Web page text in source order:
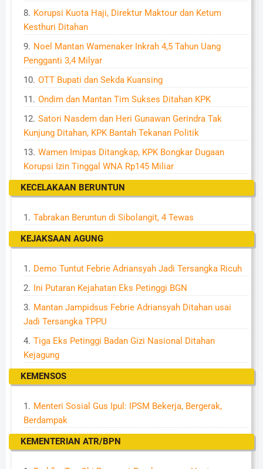
Korupsi Kuota Haji, Direktur Maktour dan Ketum
Kesthuri Ditahan
Noel Mantan Wamenaker Inkrah 4,5 Tahun Uang
Pengganti 3,4 Milyar
OTT Bupati dan Sekda Kuansing
Ondim dan Mantan Tim Sukses Ditahan KPK
Satori Nasdem dan Heri Gunawan Gerindra Tak
Kunjung Ditahan, KPK Bantah Tekanan Politik
Wamen Imipas Ditangkap, KPK Bongkar Dugaan
Korupsi Izin Tinggal WNA Rp145 Miliar
KECELAKAAN BERUNTUN
Tabrakan Beruntun di Sibolangit, 4 Tewas
KEJAKSAAN AGUNG
Demo Tuntut Febrie Adriansyah Jadi Tersangka Ricuh
Ini Putaran Kejahatan Eks Petinggi BGN
Mantan Jampidsus Febrie Adriansyah Ditahan usai
Jadi Tersangka TPPU
Tiga Eks Petinggi Badan Gizi Nasional Ditahan
Kejagung
KEMENSOS
Menteri Sosial Gus Ipul: IPSM Bekerja, Bergerak,
Berdampak
KEMENTERIAN ATR/BPN